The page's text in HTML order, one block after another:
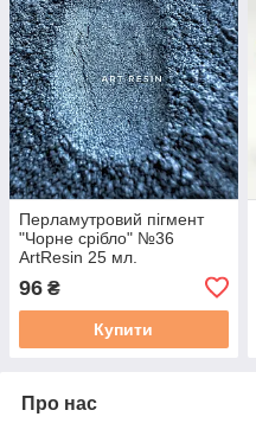
Перламутровий пігмент
"Чорне срібло" №36
ArtResin 25 мл.
смоли
96 ₴
Купити
Про нас